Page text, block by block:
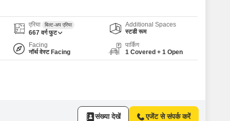
एरिया बिल्ट-अप एरिया
667 वर्ग फुट
Additional Spaces
स्टडी रूम
Facing
नॉर्थ वेस्ट Facing
पार्किंग
1 Covered + 1 Open
संख्या देखें एजेंट से संपर्क करें